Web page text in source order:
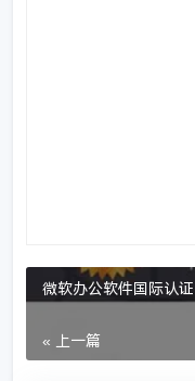
微软办公软件国际认证
« 上一篇